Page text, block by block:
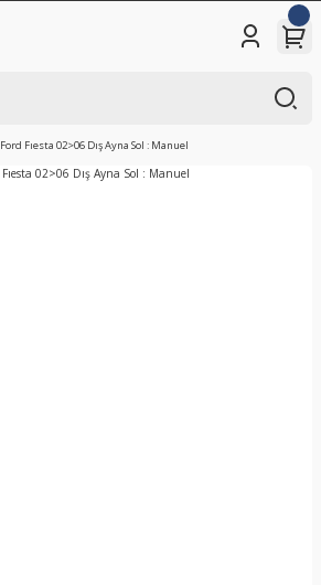
Ford Fıesta 02>06 Dış Ayna Sol : Manuel